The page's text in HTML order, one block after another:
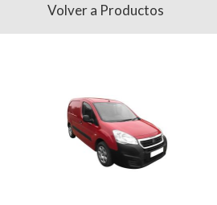
Volver a Productos